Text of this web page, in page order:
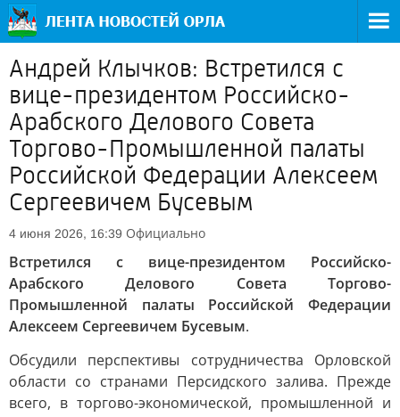
Андрей Клычков: Встретился с
вице-президентом Российско-
Арабского Делового Совета
Торгово-Промышленной палаты
Российской Федерации Алексеем
Сергеевичем Бусевым
4 июня 2026, 16:39 Официально
Встретился с вице-президентом Российско-
Арабского Делового Совета Торгово-
Промышленной палаты Российской Федерации
Алексеем Сергеевичем Бусевым.
Обсудили перспективы сотрудничества Орловской
области со странами Персидского залива. Прежде
всего, в торгово-экономической, промышленной и